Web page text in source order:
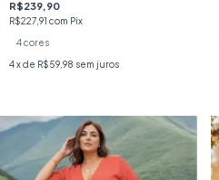
R$239,90
R$227,91 com Pix
4 cores
4x de R$59,98 sem juros